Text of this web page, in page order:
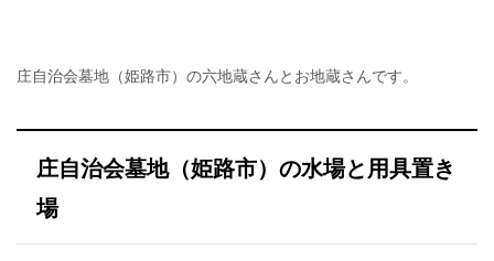
庄自治会墓地（姫路市）の六地蔵さんとお地蔵さんです。
庄自治会墓地（姫路市）の水場と用具置き
場